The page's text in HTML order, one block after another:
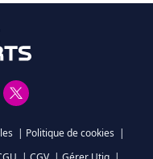
| Politique de cookies |